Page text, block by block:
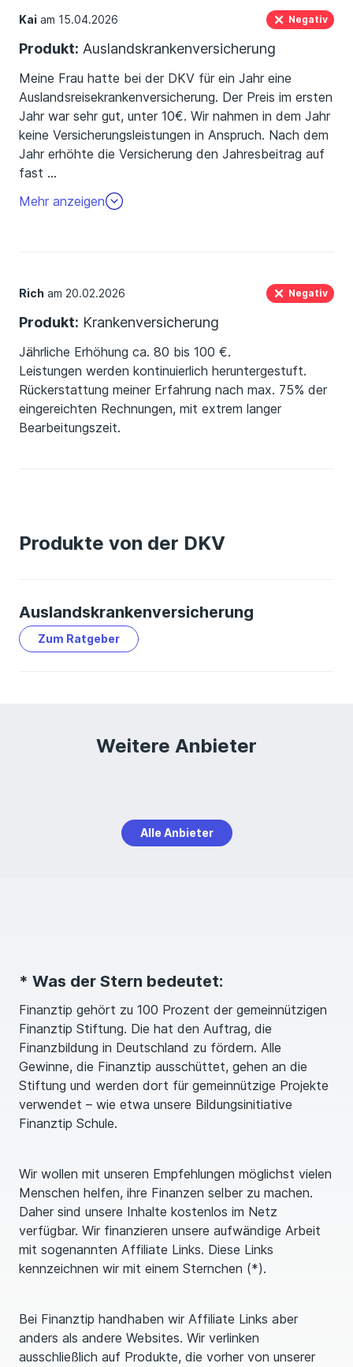
Kai am 15.04.2026 Negativ
Produkt: Auslandskrankenversicherung
Meine Frau hatte bei der DKV für ein Jahr eine
Auslandsreisekrankenversicherung. Der Preis im ersten
Jahr war sehr gut, unter 10€. Wir nahmen in dem Jahr
keine Versicherungsleistungen in Anspruch. Nach dem
Jahr erhöhte die Versicherung den Jahresbeitrag auf
fast …
25€, was wir inakzeptabel fanden und daher
kündigten.
Mehr anzeigen
Rich am 20.02.2026 Negativ
Produkt: Krankenversicherung
Jährliche Erhöhung ca. 80 bis 100 €.
Leistungen werden kontinuierlich heruntergestuft.
Rückerstattung meiner Erfahrung nach max. 75% der
eingereichten Rechnungen, mit extrem langer
Bearbeitungszeit.
Produkte von der DKV
Auslandskrankenversicherung
Zum Ratgeber
Weitere Anbieter
Alle Anbieter
* Was der Stern bedeutet:
Finanztip gehört zu 100 Prozent der gemeinnützigen
Finanztip Stiftung. Die hat den Auftrag, die
Finanzbildung in Deutschland zu fördern. Alle
Gewinne, die Finanztip ausschüttet, gehen an die
Stiftung und werden dort für gemeinnützige Projekte
verwendet – wie etwa unsere Bildungsinitiative
Finanztip Schule.
Wir wollen mit unseren Emp­feh­lungen möglichst vielen
Menschen helfen, ihre Finanzen selber zu machen.
Daher sind unsere Inhalte kostenlos im Netz
verfügbar. Wir finanzieren unsere aufwändige Arbeit
mit sogenannten Affiliate Links. Diese Links
kennzeichnen wir mit einem Sternchen (*).
Bei Finanztip handhaben wir Affiliate Links aber
anders als andere Websites. Wir verlinken
ausschließlich auf Produkte, die vorher von unserer